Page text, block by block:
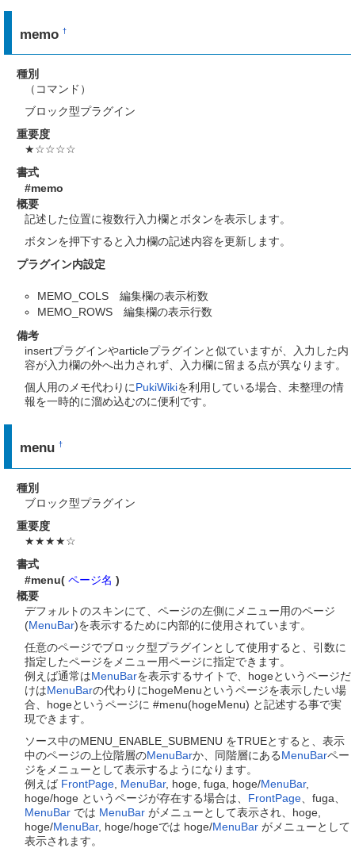
memo†
種別
（コマンド）
ブロック型プラグイン
重要度
★☆☆☆☆
書式
#memo
概要
記述した位置に複数行入力欄とボタンを表示します。
ボタンを押下すると入力欄の記述内容を更新します。
プラグイン内設定
MEMO_COLS 編集欄の表示桁数
MEMO_ROWS 編集欄の表示行数
備考
insertプラグインやarticleプラグインと似ていますが、入力した内
容が入力欄の外へ出力されず、入力欄に留まる点が異なります。
個人用のメモ代わりにPukiWikiを利用している場合、未整理の情
報を一時的に溜め込むのに便利です。
menu†
種別
ブロック型プラグイン
重要度
★★★★☆
書式
#menu( ページ名 )
概要
デフォルトのスキンにて、ページの左側にメニュー用のページ
(MenuBar)を表示するために内部的に使用されています。
任意のページでブロック型プラグインとして使用すると、引数に
指定したページをメニュー用ページに指定できます。
例えば通常はMenuBarを表示するサイトで、hogeというページだ
けはMenuBarの代わりにhogeMenuというページを表示したい場
合、hogeというページに #menu(hogeMenu) と記述する事で実
現できます。
ソース中のMENU_ENABLE_SUBMENU をTRUEとすると、表示
中のページの上位階層のMenuBarか、同階層にあるMenuBarペー
ジをメニューとして表示するようになります。
例えば FrontPage MenuBar, hoge, fuga, hoge/MenuBar,
hoge/hoge というページが存在する場合は、 FrontPage 、fuga、
MenuBar では MenuBar がメニューとして表示され、hoge,
hoge/MenuBar, hoge/hogeでは hoge/MenuBar がメニューとして
表示されます。